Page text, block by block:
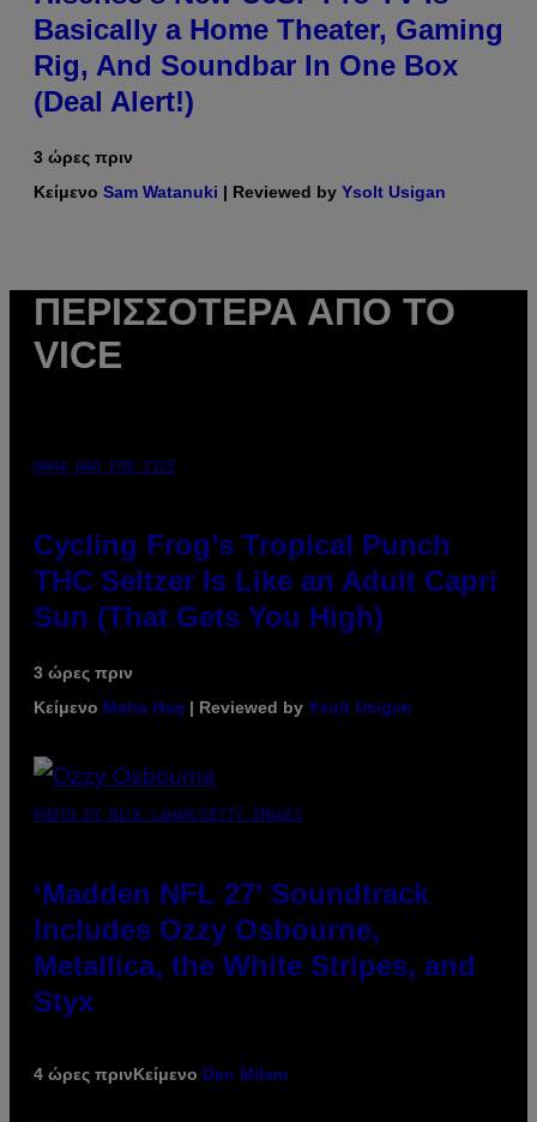
Basically a Home Theater, Gaming
Rig, And Soundbar In One Box
(Deal Alert!)
3 ώρες πριν
Κείμενο Sam Watanuki | Reviewed by Ysolt Usigan
ΠΕΡΙΣΣΌΤΕΡΑ ΑΠΌ ΤΟ
VICE
MAHA HAQ FOR VICE
Cycling Frog’s Tropical Punch
THC Seltzer Is Like an Adult Capri
Sun (That Gets You High)
3 ώρες πριν
Κείμενο Maha Haq | Reviewed by Ysolt Usigan
PHOTO BY NICK LAHAM/GETTY IMAGES
‘Madden NFL 27’ Soundtrack
Includes Ozzy Osbourne,
Metallica, the White Stripes, and
Styx
4 ώρες πρινΚείμενο Dan Milam